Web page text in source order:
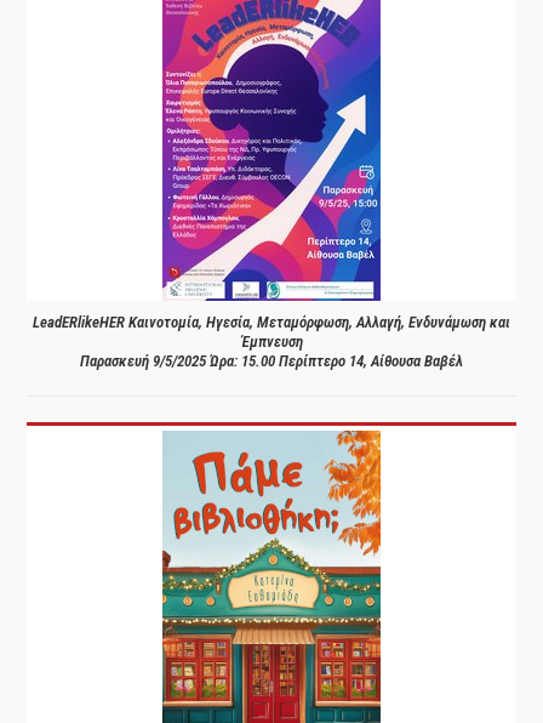
LeadERlikeHER Καινοτομία, Ηγεσία, Μεταμόρφωση, Αλλαγή, Ενδυνάμωση και
Έμπνευση
Παρασκευή 9/5/2025 Ώρα: 15.00 Περίπτερο 14, Αίθουσα Βαβέλ